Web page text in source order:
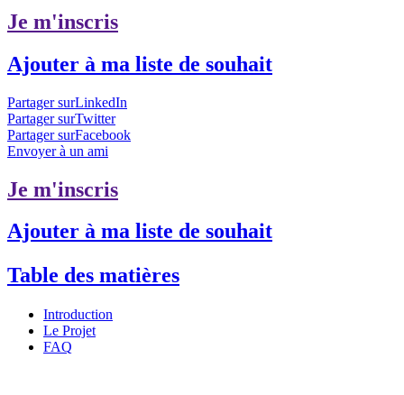
Je m'inscris
Ajouter à ma liste de souhait
Partager surLinkedIn
Partager surTwitter
Partager surFacebook
Envoyer à un ami
Je m'inscris
Ajouter à ma liste de souhait
Table des matières
Introduction
Le Projet
FAQ